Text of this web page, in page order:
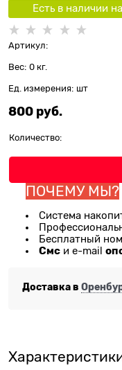
Есть в наличии
Артикул:
Вес: 0 кг.
Ед. измерения: шт
800 руб.
Количество:
ПОЧЕМУ МЫ?
Система
Бесплатный
Смс и e-mail
Доставка в